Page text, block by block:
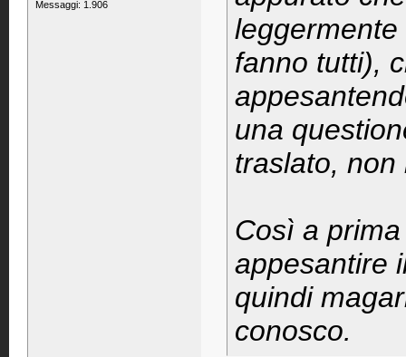
Messaggi: 1.906
fanno tutti),
una
traslato,
Così a
appesantire
quindi
conosco.